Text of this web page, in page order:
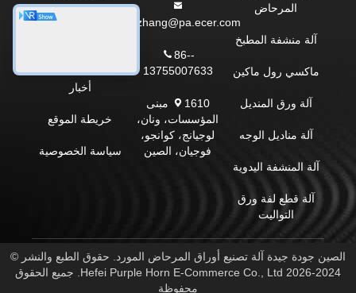
المرحاض
آلة منشفة المطبخ
ماكسي رول ماكين
آلة ورق المنديل
آلة مناديل الوجه
آلة المنشفة اليدوية
آلة قطع لفة ورق
التواليت
everzhang@pa.ecer.com
86--
13755007633
1610 مبنى
المؤسسات، ونان،
لوجيانج، كوانجو،
فوجيان، الصين
جولة في المصنع
أخبار
خريطة الموقع
سياسة الخصوصية
الصين جودة جيدة آلة تصنيع أوراق المرحاض المورد. حقوق الطبع والنشر ©
2024-2026 Hefei Purple Horn E-Commerce Co., Ltd. جميع الحقوق
محفوظة